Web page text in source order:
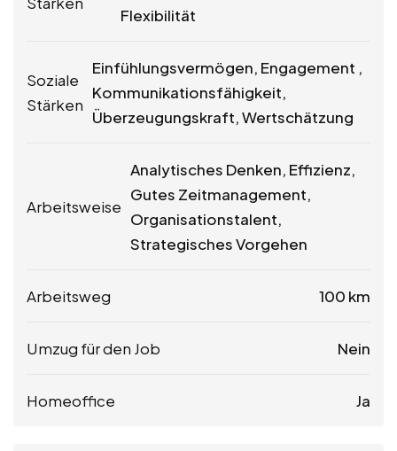
Flexibilität
Soziale
Stärken
Einfühlungsvermögen, Engagement ,
Kommunikationsfähigkeit,
Überzeugungskraft, Wertschätzung
Arbeitsweise
Analytisches Denken, Effizienz,
Gutes Zeitmanagement,
Organisationstalent,
Strategisches Vorgehen
Arbeitsweg 100 km
Umzug für den Job Nein
Homeoffice Ja